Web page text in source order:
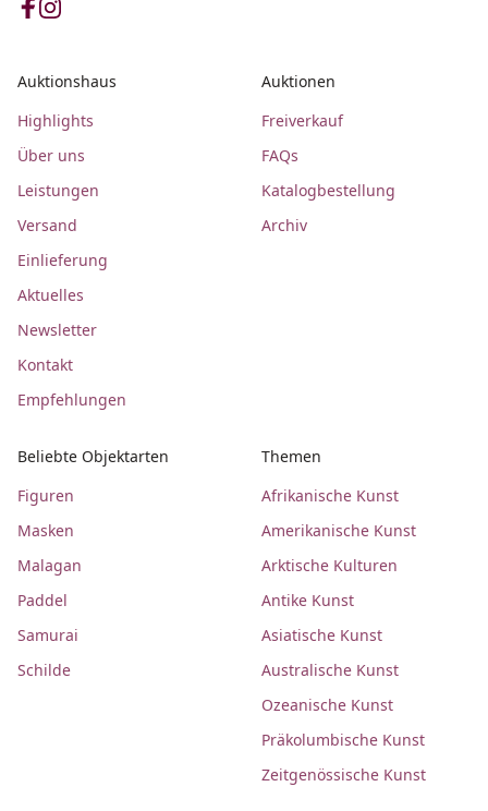
Auktionshaus
Highlights
Über uns
Leistungen
Versand
Einlieferung
Aktuelles
Newsletter
Kontakt
Empfehlungen
Auktionen
Freiverkauf
FAQs
Katalogbestellung
Archiv
Beliebte Objektarten
Figuren
Masken
Malagan
Paddel
Samurai
Schilde
Themen
Afrikanische Kunst
Amerikanische Kunst
Arktische Kulturen
Antike Kunst
Asiatische Kunst
Australische Kunst
Ozeanische Kunst
Präkolumbische Kunst
Zeitgenössische Kunst